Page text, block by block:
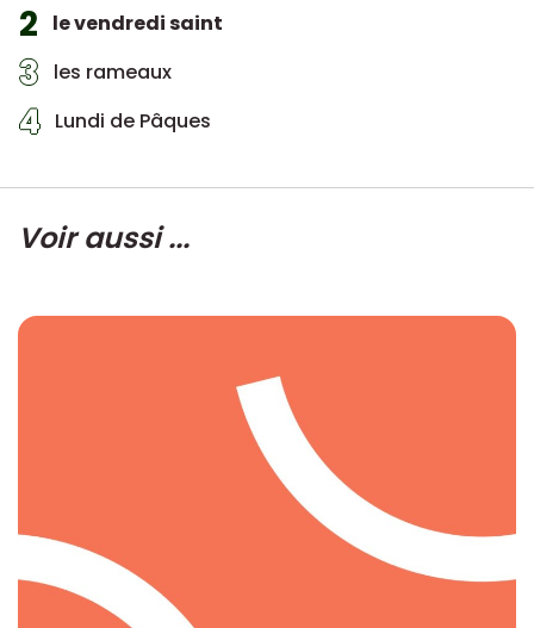
2 le vendredi saint
3 les rameaux
4 Lundi de Pâques
Voir aussi ...